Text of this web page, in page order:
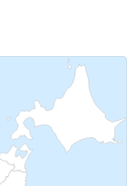
連邦
キプロス
ハンガリー
ニア
カタール
和国